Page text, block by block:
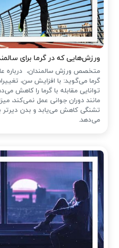
ورزش‌هایی که در گرما برای
متخصص ورزش سالمندان، درباره
گرما می‌گوید: با افزایش سن،
توانایی مقابله با گرما را کاهش
مانند دوران جوانی عمل نمی‌کند،
تشنگی کاهش می‌یابد و بدن دیرتر
می‌دهد.